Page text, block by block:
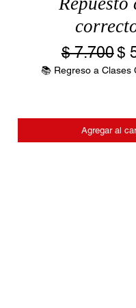
Precio
$ 7.700$
📚 Regreso a Clases
Agregar al